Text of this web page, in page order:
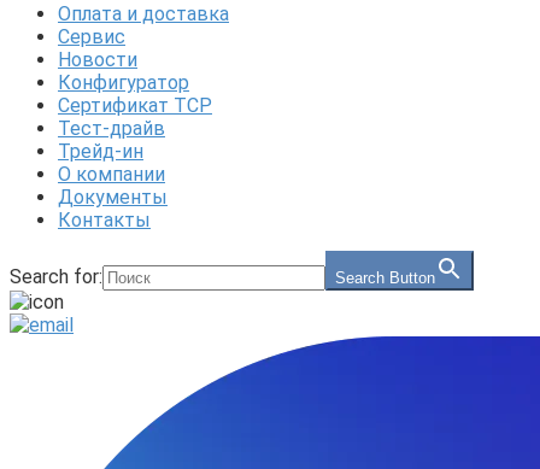
Оплата и доставка
Сервис
Новости
Конфигуратор
Сертификат ТСР
Тест-драйв
Трейд-ин
О компании
Документы
Контакты
Search for: Search Button